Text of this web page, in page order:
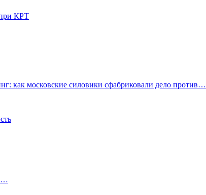
КРТ
как московские силовики сфабриковали дело против…